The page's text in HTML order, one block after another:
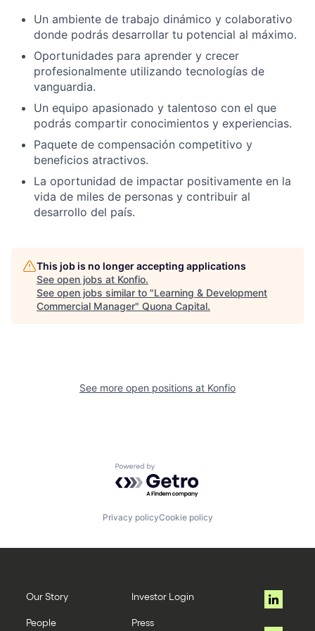
Un ambiente de trabajo dinámico y colaborativo
donde podrás desarrollar tu potencial al máximo.
Oportunidades para aprender y crecer
profesionalmente utilizando tecnologías de
vanguardia.
Un equipo apasionado y talentoso con el que
podrás compartir conocimientos y experiencias.
Paquete de compensación competitivo y
beneficios atractivos.
La oportunidad de impactar positivamente en la
vida de miles de personas y contribuir al
desarrollo del país.
This job is no longer accepting applications
See open jobs at Konfio.
See open jobs similar to "Learning & Development
Commercial Manager" Quona Capital.
See more open positions at Konfio
Powered by Getro.com
Privacy policyCookie policy
Our Story
People
Investor Login
Press